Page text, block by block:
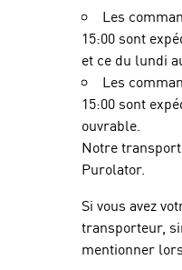
Les
15:00 sont
et ce du lundi
Les
15:00 sont
ouvrable.
Notre
Purolator.
Si vous avez
transporteur,
mentionner